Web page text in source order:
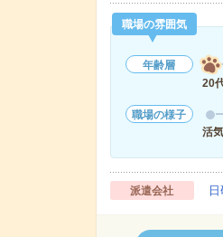
職場の雰囲気
年齢層
20
職場の様子
活
派遣会社